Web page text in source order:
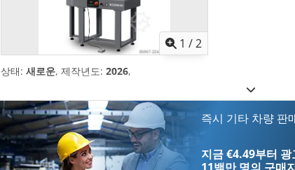
1 /2
상태: 새로운, 제작년도: 2026,
즉시 기타 차량 판
지금 €4.49부터 광